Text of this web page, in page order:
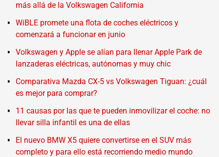
más allá de la Volkswagen California
WiBLE promete una flota de coches eléctricos y
comenzará a funcionar en junio
Volkswagen y Apple se alían para llenar Apple Park de
lanzaderas eléctricas, autónomas y muy chic
Comparativa Mazda CX-5 vs Volkswagen Tiguan: ¿cuál
es mejor para comprar?
11 causas por las que te pueden inmovilizar el coche: no
llevar silla infantil es una de ellas
El nuevo BMW X5 quiere convertirse en el SUV más
completo y para ello está recorriendo medio mundo